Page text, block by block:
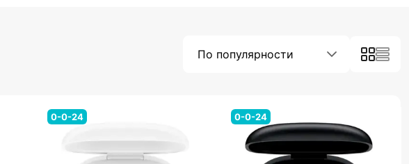
По популярности
0-0-24 0-0-24